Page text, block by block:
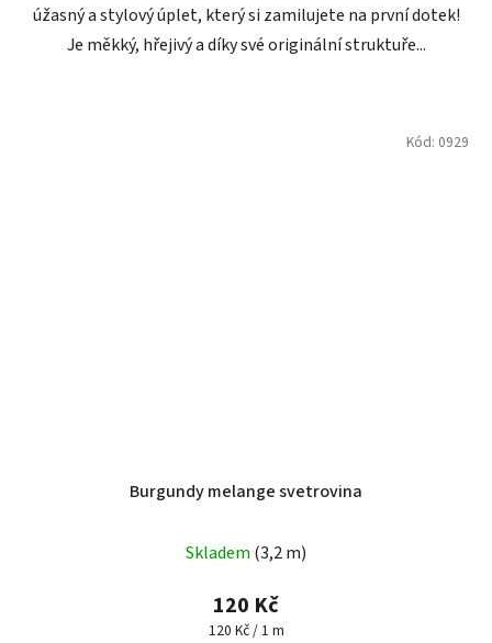
úžasný a stylový úplet, který si zamilujete na první dotek!
Je měkký, hřejivý a díky své originální struktuře...
Burgundy melange svetrovina
Skladem (3,2 m)
120 Kč
Měrná
120 Kč / 1 m
Kód: 0929